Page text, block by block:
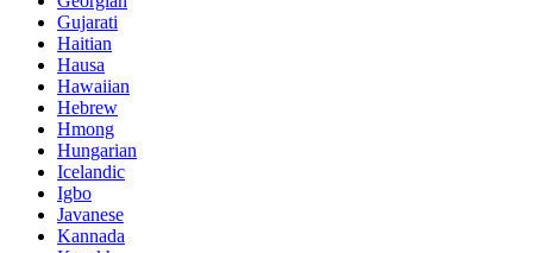
Gujarati
Haitian
Hausa
Hawaiian
Hebrew
Hmong
Hungarian
Icelandic
Igbo
Javanese
Kannada